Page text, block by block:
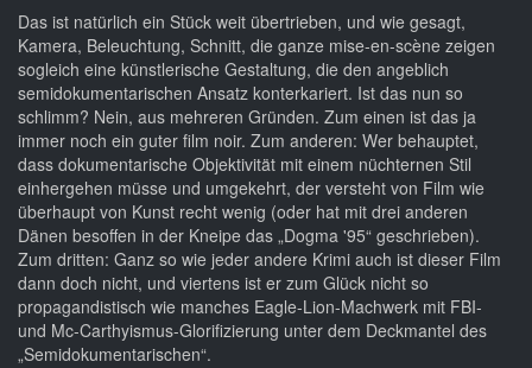
Das ist natürlich ein Stück weit übertrieben, und wie gesagt,
Kamera, Beleuchtung, Schnitt, die ganze mise-en-scène zeigen
sogleich eine künstlerische Gestaltung, die den angeblich
semidokumentarischen Ansatz konterkariert. Ist das nun so
schlimm? Nein, aus mehreren Gründen. Zum einen ist das ja
immer noch ein guter film noir. Zum anderen: Wer behauptet,
dass dokumentarische Objektivität mit einem nüchternen Stil
einhergehen müsse und umgekehrt, der versteht von Film wie
überhaupt von Kunst recht wenig (oder hat mit drei anderen
Dänen besoffen in der Kneipe das „Dogma '95“ geschrieben).
Zum dritten: Ganz so wie jeder andere Krimi auch ist dieser Film
dann doch nicht, und viertens ist er zum Glück nicht so
propagandistisch wie manches Eagle-Lion-Machwerk mit FBI-
und Mc-Carthyismus-Glorifizierung unter dem Deckmantel des
„Semidokumentarischen“.